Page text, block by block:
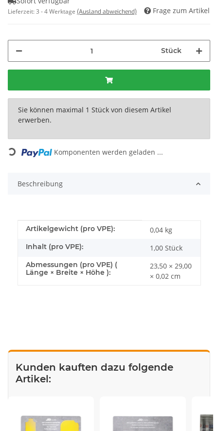
Lieferzeit:3 - 4 Werktage (Ausland abweichend) Frage zum Artikel
Stück
x
Sie können maximal 1 Stück von diesem Artikel
erwerben.
Loading... Komponenten werden geladen ...
Beschreibung
Produkteigenschaft
Wert
Artikelgewicht (pro VPE): 0,04 kg
Inhalt (pro VPE): 1,00 Stück
Abmessungen (pro VPE) (
Länge × Breite × Höhe ):
23,50 × 29,00
× 0,02 cm
Kunden kauften dazu folgende
Artikel: